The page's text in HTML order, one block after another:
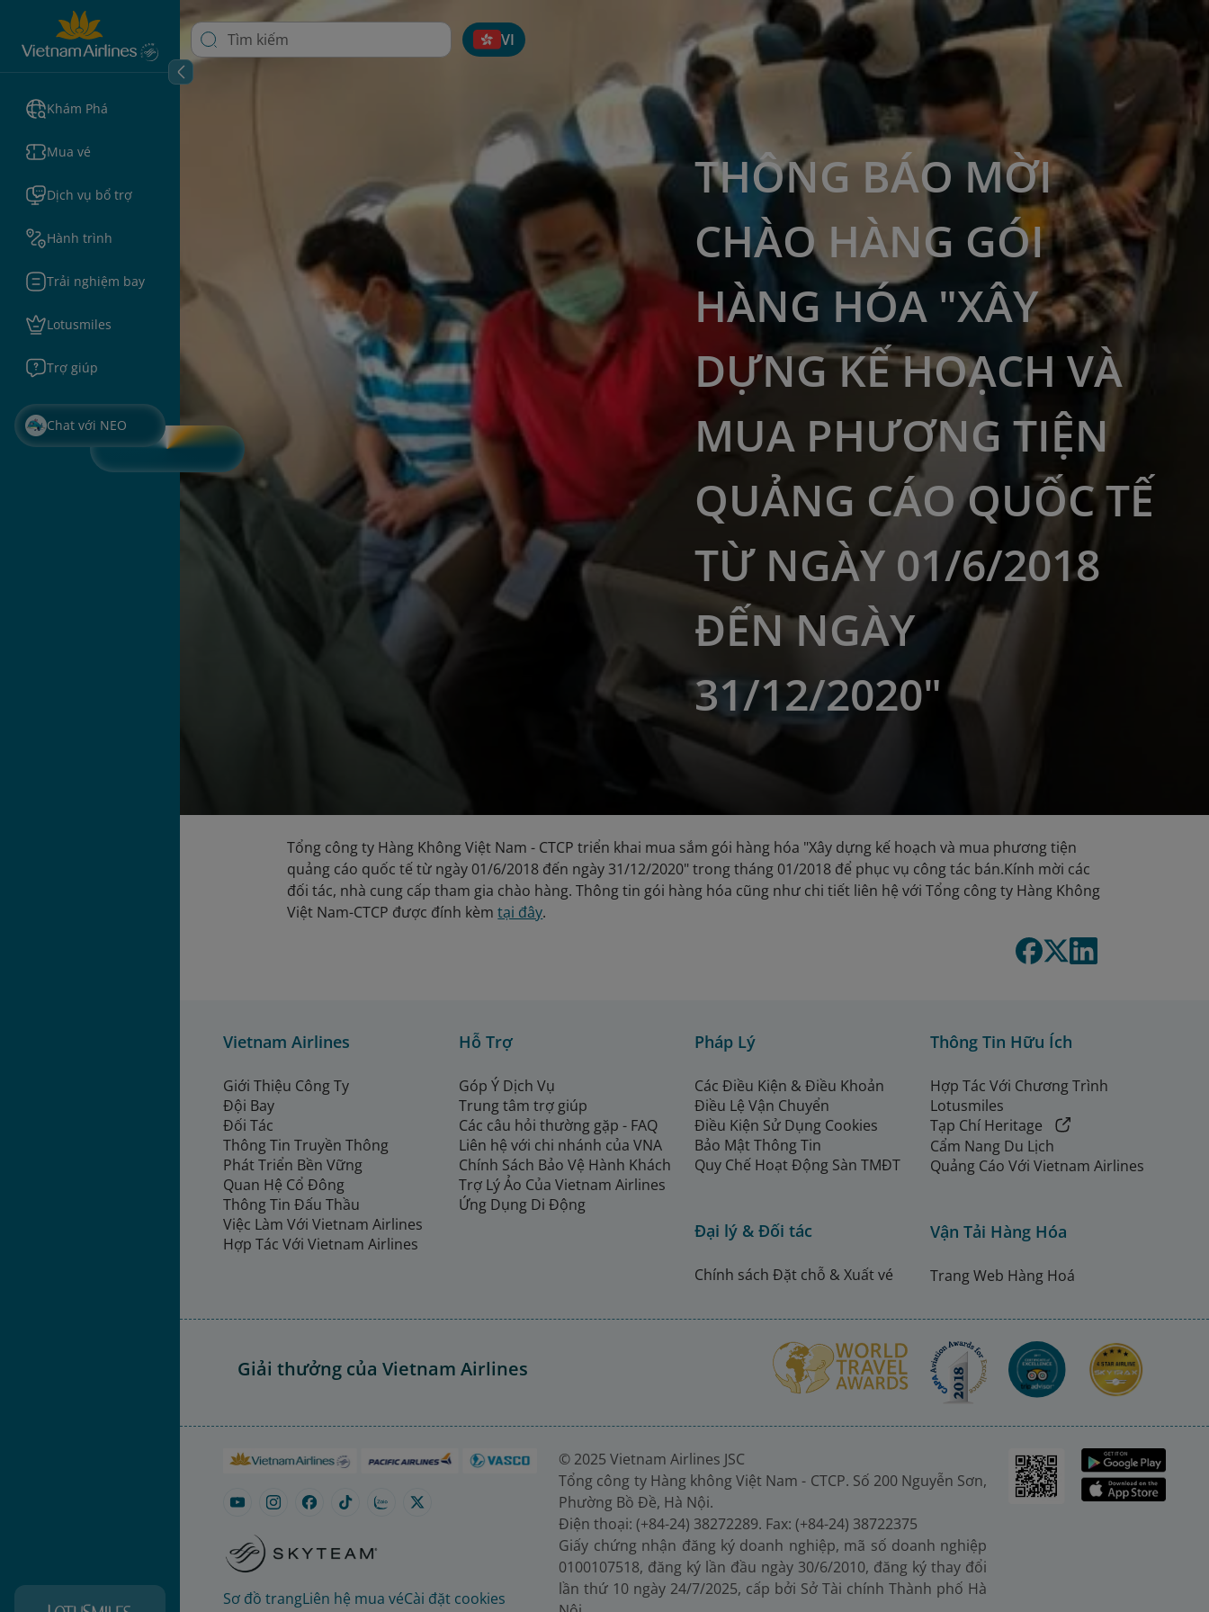
Khám Phá
Mua vé
Dịch vụ bổ trợ
Hành trình
Trải nghiệm bay
Lotusmiles
Trợ giúp
Chat với NEO
VI
THÔNG BÁO MỜI
CHÀO HÀNG GÓI
HÀNG HÓA "XÂY
DỰNG KẾ HOẠCH VÀ
MUA PHƯƠNG TIỆN
QUẢNG CÁO QUỐC TẾ
TỪ NGÀY 01/6/2018
ĐẾN NGÀY
31/12/2020"
Tổng công ty Hàng Không Việt Nam - CTCP triển khai mua sắm gói hàng hóa "Xây dựng kế hoạch và mua phương tiện
quảng cáo quốc tế từ ngày 01/6/2018 đến ngày 31/12/2020" trong tháng 01/2018 để phục vụ công tác bán.Kính mời các
đối tác, nhà cung cấp tham gia chào hàng. Thông tin gói hàng hóa cũng như chi tiết liên hệ với Tổng công ty Hàng Không
Việt Nam-CTCP được đính kèmtại đây.
Vietnam Airlines
Giới Thiệu Công Ty
Đội Bay
Đối Tác
Thông Tin Truyền Thông
Phát Triển Bền Vững
Quan Hệ Cổ Đông
Thông Tin Đấu Thầu
Việc Làm Với Vietnam Airlines
Hợp Tác Với Vietnam Airlines
Hỗ Trợ
Góp Ý Dịch Vụ
Trung tâm trợ giúp
Các câu hỏi thường gặp - FAQ
Liên hệ với chi nhánh của VNA
Chính Sách Bảo Vệ Hành Khách
Trợ Lý Ảo Của Vietnam Airlines
Ứng Dụng Di Động
Pháp Lý
Các Điều Kiện & Điều Khoản
Điều Lệ Vận Chuyển
Điều Kiện Sử Dụng Cookies
Bảo Mật Thông Tin
Quy Chế Hoạt Động Sàn TMĐT
Đại lý & Đối tác
Chính sách Đặt chỗ & Xuất vé
Thông Tin Hữu Ích
Hợp Tác Với Chương Trình
Lotusmiles
Tạp Chí Heritage
Cẩm Nang Du Lịch
Quảng Cáo Với Vietnam Airlines
Vận Tải Hàng Hóa
Trang Web Hàng Hoá
Giải thưởng của Vietnam Airlines
Sơ đồ trangLiên hệ mua véCài đặt cookies
© 2025 Vietnam Airlines JSC
Tổng công ty Hàng không Việt Nam - CTCP. Số 200 Nguyễn Sơn,
Phường Bồ Đề, Hà Nội.
Điện thoại: (+84-24) 38272289. Fax: (+84-24) 38722375
Giấy chứng nhận đăng ký doanh nghiệp, mã số doanh nghiệp
0100107518, đăng ký lần đầu ngày 30/6/2010, đăng ký thay đổi
lần thứ 10 ngày 24/7/2025, cấp bởi Sở Tài chính Thành phố Hà